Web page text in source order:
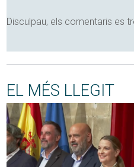
Disculpau, els comentaris es
EL MÉS LLEGIT